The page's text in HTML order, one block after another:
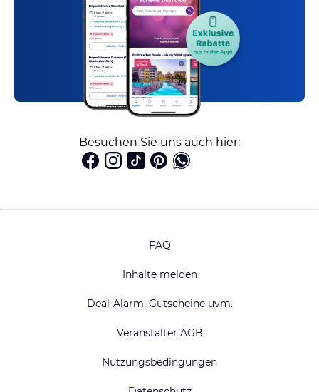
Besuchen Sie uns auch hier:
FAQ
Inhalte melden
Deal-Alarm, Gutscheine uvm.
Veranstalter AGB
Nutzungsbedingungen